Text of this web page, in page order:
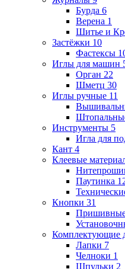
Бурда 6
Верена 1
Шитье и
Застёжки 10
Фастексы
Иглы для машин
Орган 22
Шметц 30
Иглы ручные 11
Инструменты 5
Игла для
Кант 4
Клеевые
Паутинка
Кнопки 31
Комплектующие
Лапки 7
Челноки 1
Шпульки 2